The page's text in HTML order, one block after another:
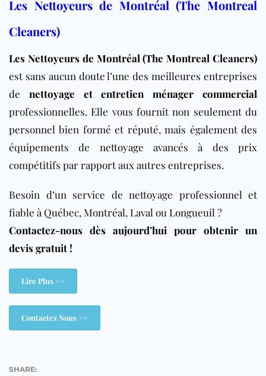
Les Nettoyeurs de Montréal (The Montreal
Cleaners)
Les Nettoyeurs de Montréal (The Montreal Cleaners)
est sans aucun doute l’une des meilleures entreprises
de nettoyage et entretien ménager commercial
professionnelles. Elle vous fournit non seulement du
personnel bien formé et réputé, mais également des
équipements de nettoyage avancés à des prix
compétitifs par rapport aux autres entreprises.
Besoin d’un service de nettoyage professionnel et
fiable à Québec, Montréal, Laval ou Longueuil ?
Contactez-nous dès aujourd’hui pour obtenir un
devis gratuit !
Lire Plus >>
Contactez Nous >>